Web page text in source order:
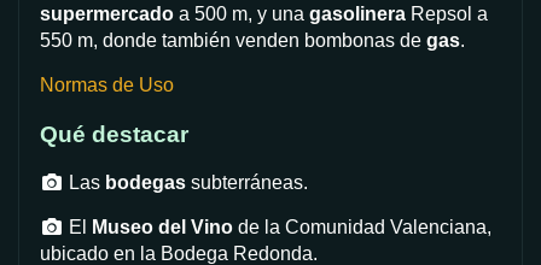
supermercado a 500 m, y una gasolinera Repsol a
550 m, donde también venden bombonas de gas.
Normas de Uso
Qué destacar
Las bodegas subterráneas.
El Museo del Vino de la Comunidad Valenciana,
ubicado en la Bodega Redonda.